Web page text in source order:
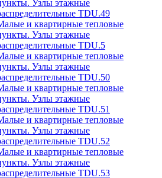
Узлы этажные
TDU.49
и квартирные тепловые
Узлы этажные
TDU.5
и квартирные тепловые
Узлы этажные
TDU.50
и квартирные тепловые
Узлы этажные
TDU.51
и квартирные тепловые
Узлы этажные
TDU.52
и квартирные тепловые
Узлы этажные
TDU.53